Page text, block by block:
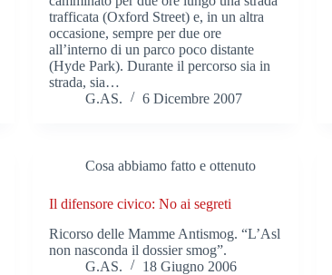
trafficata (Oxford Street) e, in un altra
occasione, sempre per due ore
all’interno di un parco poco distante
(Hyde Park). Durante il percorso sia in
strada, sia…
G.AS.
6 Dicembre 2007
Cosa abbiamo fatto e ottenuto
Il difensore civico: No ai segreti
Ricorso delle Mamme Antismog. “L’Asl
non nasconda il dossier smog”.
G.AS.
18 Giugno 2006